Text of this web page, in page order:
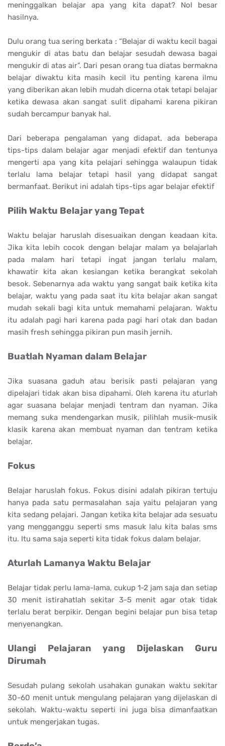
meninggalkan belajar apa yang kita dapat? Nol besar
hasilnya.
Dulu orang tua sering berkata : “Belajar di waktu kecil bagai
mengukir di atas batu dan belajar sesudah dewasa bagai
mengukir di atas air”. Dari pesan orang tua diatas bermakna
belajar diwaktu kita masih kecil itu penting karena ilmu
yang diberikan akan lebih mudah dicerna otak tetapi belajar
ketika dewasa akan sangat sulit dipahami karena pikiran
sudah bercampur banyak hal.
Dari beberapa pengalaman yang didapat, ada beberapa
tips-tips dalam belajar agar menjadi efektif dan tentunya
mengerti apa yang kita pelajari sehingga walaupun tidak
terlalu lama belajar tetapi hasil yang didapat sangat
bermanfaat. Berikut ini adalah tips-tips agar belajar efektif
Pilih Waktu Belajar yang Tepat
Waktu belajar haruslah disesuaikan dengan keadaan kita.
Jika kita lebih cocok dengan belajar malam ya belajarlah
pada malam hari tetapi ingat jangan terlalu malam,
khawatir kita akan kesiangan ketika berangkat sekolah
besok. Sebenarnya ada waktu yang sangat baik ketika kita
belajar, waktu yang pada saat itu kita belajar akan sangat
mudah sekali bagi kita untuk memahami pelajaran. Waktu
itu adalah pagi hari karena pada pagi hari otak dan badan
masih fresh sehingga pikiran pun masih jernih.
Buatlah Nyaman dalam Belajar
Jika suasana gaduh atau berisik pasti pelajaran yang
dipelajari tidak akan bisa dipahami. Oleh karena itu aturlah
agar suasana belajar menjadi tentram dan nyaman. Jika
memang suka mendengarkan musik, pilihlah musik-musik
klasik karena akan membuat nyaman dan tentram ketika
belajar.
Fokus
Belajar haruslah fokus. Fokus disini adalah pikiran tertuju
hanya pada satu permasalahan saja yaitu pelajaran yang
kita sedang pelajari. Jangan ketika kita belajar ada sesuatu
yang mengganggu seperti sms masuk lalu kita balas sms
itu. Itu sama saja seperti kita tidak fokus dalam belajar.
Aturlah Lamanya Waktu Belajar
Belajar tidak perlu lama-lama, cukup 1-2 jam saja dan setiap
30 menit istirahatlah sekitar 3-5 menit agar otak tidak
terlalu berat berpikir. Dengan begini belajar pun bisa tetap
menyenangkan.
Ulangi Pelajaran yang Dijelaskan Guru
Dirumah
Sesudah pulang sekolah usahakan gunakan waktu sekitar
30-60 menit untuk mengulang pelajaran yang dijelaskan di
sekolah. Waktu-waktu seperti ini juga bisa dimanfaatkan
untuk mengerjakan tugas.